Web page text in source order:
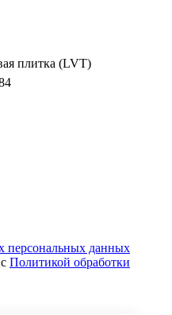
плитка (LVT)
персональных данных
Политикой обработки